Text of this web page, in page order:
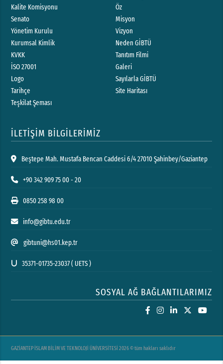
Kalite Komisyonu
Senato
Yönetim Kurulu
Kurumsal Kimlik
KVKK
İSO 27001
Logo
Tarihçe
Teşkilat Şeması
Öz
Misyon
Vizyon
Neden GİBTÜ
Tanıtım Filmi
Galeri
Sayılarla GİBTÜ
Site Haritası
İLETİŞİM BİLGİLERİMİZ
Beştepe Mah. Mustafa Bencan Caddesi 6/4 27010 Şahinbey/Gaziantep
+90 342 909 75 00 - 20
0850 258 98 00
info@gibtu.edu.tr
gibtuni@hs01.kep.tr
35371-01735-23037 ( UETS )
SOSYAL AĞ BAĞLANTILARIMIZ
GAZİANTEP İSLAM BİLİM VE TEKNOLOJİ ÜNİVERSİTESİ 2026 © tüm hakları saklıdır